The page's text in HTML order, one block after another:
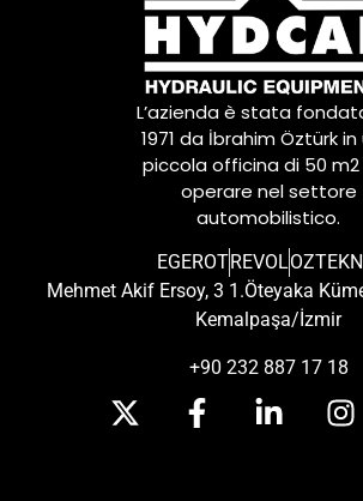
L’azienda è stata
1971 da İbrahim Öztürk
piccola officina di 50
operare nel settore
automobilistico.
EGEROTREVOL
Mehmet Akif Ersoy, 3 1.Öteyaka
Kemalpaşa/İzmir
+90 232 887 17 18